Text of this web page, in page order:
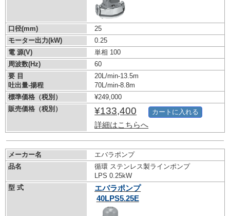
口径(mm)
25
モーター出力(kW)
0.25
電 源(V)
単相 100
周波数(Hz)
60
要 目
吐出量-揚程
20L/min-13.5m
70L/min-8.8m
標準価格（税別）
¥249,000
販売価格（税別）
¥133,400
詳細はこちらへ
カートに入れる
メーカー名
エバラポンプ
品名
循環 ステンレス製ラインポンプ
LPS 0.25kW
型 式
エバラポンプ
40LPS5.25E